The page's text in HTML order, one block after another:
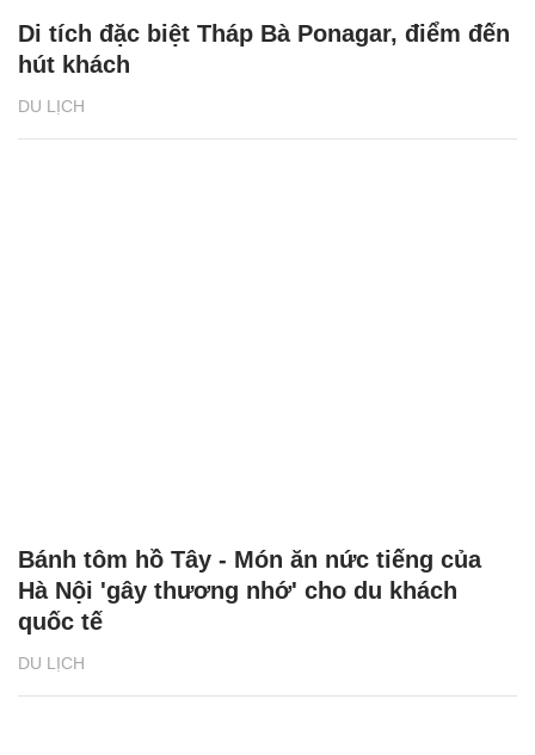
DU LỊCH
Di tích đặc biệt Tháp Bà Ponagar, điểm đến
hút khách
DU LỊCH
Bánh tôm hồ Tây - Món ăn nức tiếng của
Hà Nội 'gây thương nhớ' cho du khách
quốc tế